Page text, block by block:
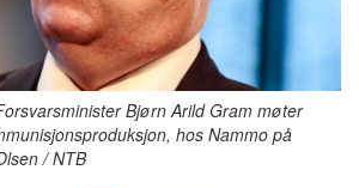
Bjørn Arild Gram møter
hos Nammo på
/ NTB